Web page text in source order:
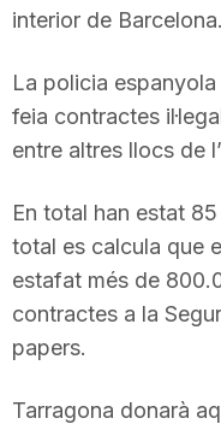
interior de Barcelona.
La policia
feia contractes
entre altres llocs de
En total han estat
total es calcula que
estafat més de
contractes a la
papers.
Tarragona donarà